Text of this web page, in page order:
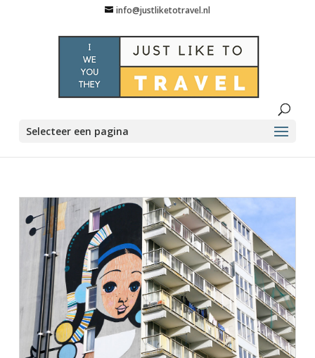
info@justliketotravel.nl
Selecteer een pagina